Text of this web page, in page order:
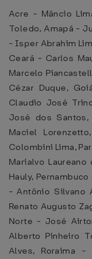
Acre - Mâncio
Toledo, Amapá -
- Isper Abrahim
Ceará - Carlos
Marcelo
Cézar Duque,
Claudio José
José dos
Maciel
Colombini Lima,
Marialvo
Hauly,
- Antônio Silvano
Renato Augusto
Norte - José
Alberto Pinheiro
Alves, Roraima -